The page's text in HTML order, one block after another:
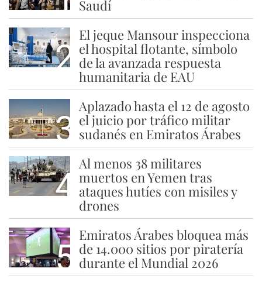
Saudí
2
El jeque Mansour inspecciona
el hospital flotante, símbolo
de la avanzada respuesta
humanitaria de EAU
3
Aplazado hasta el 12 de agosto
el juicio por tráfico militar
sudanés en Emiratos Árabes
4
Al menos 38 militares
muertos en Yemen tras
ataques hutíes con misiles y
drones
5
Emiratos Árabes bloquea más
de 14.000 sitios por piratería
durante el Mundial 2026